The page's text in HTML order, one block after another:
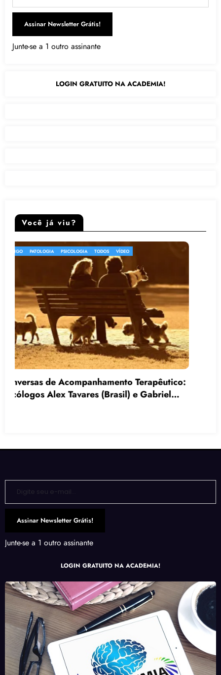
Assinar Newsletter Grátis!
Junte-se a 1 outro assinante
LOGIN GRATUITO NA ACADEMIA!
Você já viu?
ARTIGO PSICOLOGIA TODOS VÍDEO
As 5 Técnicas Mais Utilizadas por
Digite seu e-mail…
LOGIN GRATUITO NA ACADEMIA!